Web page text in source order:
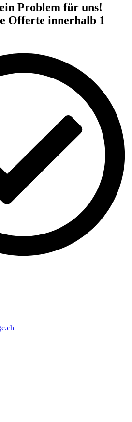
Problem für uns!
Offerte innerhalb 1